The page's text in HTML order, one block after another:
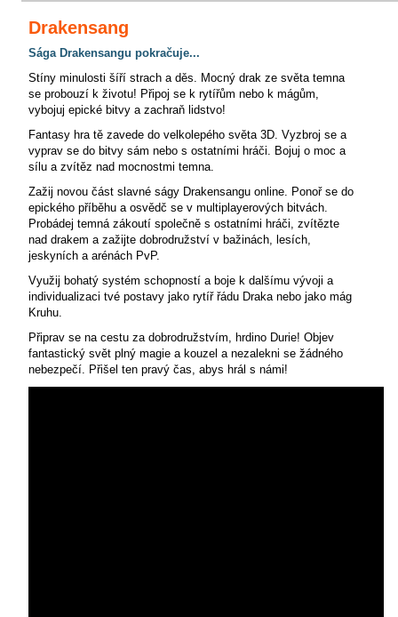
Drakensang
Sága Drakensangu pokračuje...
Stíny minulosti šíří strach a děs. Mocný drak ze světa temna
se probouzí k životu! Připoj se k rytířům nebo k mágům,
vybojuj epické bitvy a zachraň lidstvo!
Fantasy hra tě zavede do velkolepého světa 3D. Vyzbroj se a
vyprav se do bitvy sám nebo s ostatními hráči. Bojuj o moc a
sílu a zvítěz nad mocnostmi temna.
Zažij novou část slavné ságy Drakensangu online. Ponoř se do
epického příběhu a osvědč se v multiplayerových bitvách.
Probádej temná zákoutí společně s ostatními hráči, zvítězte
nad drakem a zažijte dobrodružství v bažinách, lesích,
jeskyních a arénách PvP.
Využij bohatý systém schopností a boje k dalšímu vývoji a
individualizaci tvé postavy jako rytíř řádu Draka nebo jako mág
Kruhu.
Připrav se na cestu za dobrodružstvím, hrdino Durie! Objev
fantastický svět plný magie a kouzel a nezalekni se žádného
nebezpečí. Přišel ten pravý čas, abys hrál s námi!